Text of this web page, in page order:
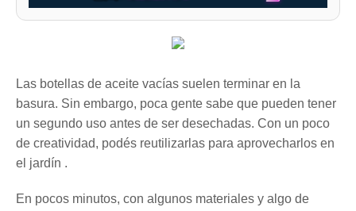
Las botellas de aceite vacías suelen terminar en la
basura. Sin embargo, poca gente sabe que pueden tener
un segundo uso antes de ser desechadas. Con un poco
de creatividad, podés reutilizarlas para aprovecharlos en
el jardín .
En pocos minutos, con algunos materiales y algo de